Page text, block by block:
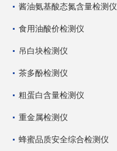
酱油氨基酸态氮含量检测仪
食用油酸价检测仪
吊白块检测仪
茶多酚检测仪
粗蛋白含量检测仪
重金属检测仪
蜂蜜品质安全综合检测仪